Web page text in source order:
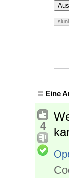
Eine
4